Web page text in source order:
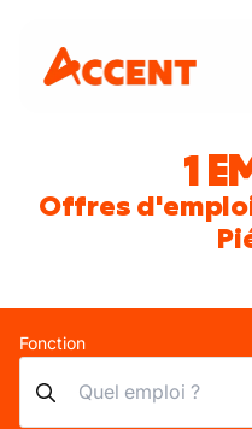
1
Offres
Fonction